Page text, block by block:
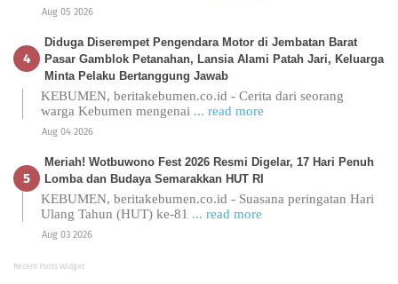
Aug 05 2026
Diduga Diserempet Pengendara Motor di Jembatan Barat
Pasar Gamblok Petanahan, Lansia Alami Patah Jari, Keluarga
Minta Pelaku Bertanggung Jawab
KEBUMEN, beritakebumen.co.id - Cerita dari seorang
warga Kebumen mengenai ... read more
Aug 04 2026
Meriah! Wotbuwono Fest 2026 Resmi Digelar, 17 Hari Penuh
Lomba dan Budaya Semarakkan HUT RI
KEBUMEN, beritakebumen.co.id - Suasana peringatan Hari
Ulang Tahun (HUT) ke-81 ... read more
Aug 03 2026
Recent Posts Widget